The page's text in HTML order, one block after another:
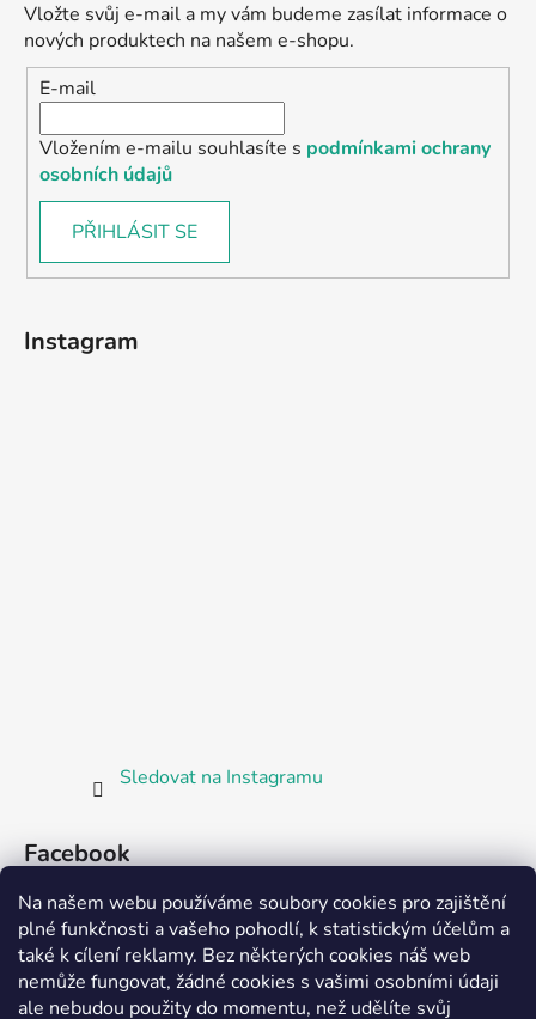
Na našem webu používáme soubory cookies pro zajištění
plné funkčnosti a vašeho pohodlí, k statistickým účelům a
také k cílení reklamy. Bez některých cookies náš web
nemůže fungovat, žádné cookies s vašimi osobními údaji
ale nebudou použity do momentu, než udělíte svůj
Vložte svůj e-mail a my vám budeme zasílat informace o
nových produktech na našem e-shopu.
E-mail
Vložením e-mailu souhlasíte s podmínkami ochrany
osobních údajů
PŘIHLÁSIT SE
Instagram
Sledovat na Instagramu
Facebook